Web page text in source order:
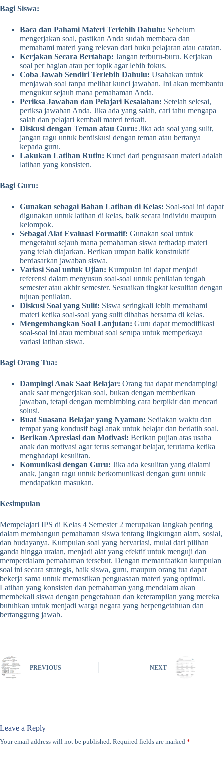
Bagi Siswa:
Baca dan Pahami Materi Terlebih Dahulu: Sebelum
mengerjakan soal, pastikan Anda sudah membaca dan
memahami materi yang relevan dari buku pelajaran atau catatan.
Kerjakan Secara Bertahap: Jangan terburu-buru. Kerjakan
soal per bagian atau per topik agar lebih fokus.
Coba Jawab Sendiri Terlebih Dahulu: Usahakan untuk
menjawab soal tanpa melihat kunci jawaban. Ini akan membantu
mengukur sejauh mana pemahaman Anda.
Periksa Jawaban dan Pelajari Kesalahan: Setelah selesai,
periksa jawaban Anda. Jika ada yang salah, cari tahu mengapa
salah dan pelajari kembali materi terkait.
Diskusi dengan Teman atau Guru: Jika ada soal yang sulit,
jangan ragu untuk berdiskusi dengan teman atau bertanya
kepada guru.
Lakukan Latihan Rutin: Kunci dari penguasaan materi adalah
latihan yang konsisten.
Bagi Guru:
Gunakan sebagai Bahan Latihan di Kelas: Soal-soal ini dapat
digunakan untuk latihan di kelas, baik secara individu maupun
kelompok.
Sebagai Alat Evaluasi Formatif: Gunakan soal untuk
mengetahui sejauh mana pemahaman siswa terhadap materi
yang telah diajarkan. Berikan umpan balik konstruktif
berdasarkan jawaban siswa.
Variasi Soal untuk Ujian: Kumpulan ini dapat menjadi
referensi dalam menyusun soal-soal untuk penilaian tengah
semester atau akhir semester. Sesuaikan tingkat kesulitan dengan
tujuan penilaian.
Diskusi Soal yang Sulit: Siswa seringkali lebih memahami
materi ketika soal-soal yang sulit dibahas bersama di kelas.
Mengembangkan Soal Lanjutan: Guru dapat memodifikasi
soal-soal ini atau membuat soal serupa untuk memperkaya
variasi latihan siswa.
Bagi Orang Tua:
Dampingi Anak Saat Belajar: Orang tua dapat mendampingi
anak saat mengerjakan soal, bukan dengan memberikan
jawaban, tetapi dengan membimbing cara berpikir dan mencari
solusi.
Buat Suasana Belajar yang Nyaman: Sediakan waktu dan
tempat yang kondusif bagi anak untuk belajar dan berlatih soal.
Berikan Apresiasi dan Motivasi: Berikan pujian atas usaha
anak dan motivasi agar terus semangat belajar, terutama ketika
menghadapi kesulitan.
Komunikasi dengan Guru: Jika ada kesulitan yang dialami
anak, jangan ragu untuk berkomunikasi dengan guru untuk
mendapatkan masukan.
Kesimpulan
Mempelajari IPS di Kelas 4 Semester 2 merupakan langkah penting
dalam membangun pemahaman siswa tentang lingkungan alam, sosial,
dan budayanya. Kumpulan soal yang bervariasi, mulai dari pilihan
ganda hingga uraian, menjadi alat yang efektif untuk menguji dan
memperdalam pemahaman tersebut. Dengan memanfaatkan kumpulan
soal ini secara strategis, baik siswa, guru, maupun orang tua dapat
bekerja sama untuk memastikan penguasaan materi yang optimal.
Latihan yang konsisten dan pemahaman yang mendalam akan
membekali siswa dengan pengetahuan dan keterampilan yang mereka
butuhkan untuk menjadi warga negara yang berpengetahuan dan
bertanggung jawab.
PREVIOUS NEXT
Leave a Reply
Your email address will not be published. Required fields are marked *